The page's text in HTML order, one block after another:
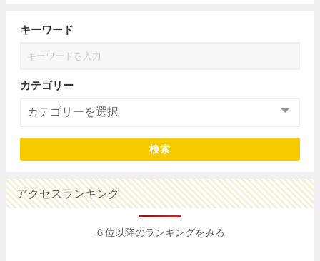
キーワード
カテゴリー
検索
アクセスランキング
６位以降のランキングをみる